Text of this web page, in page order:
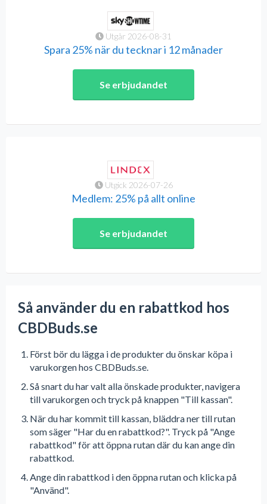
Utgår 2026-08-31
Spara 25% när du tecknar i 12 månader
Se erbjudandet
Utgick 2026-07-26
Medlem: 25% på allt online
Se erbjudandet
Så använder du en rabattkod hos
CBDBuds.se
Först bör du lägga i de produkter du önskar köpa i
varukorgen hos CBDBuds.se.
Så snart du har valt alla önskade produkter, navigera
till varukorgen och tryck på knappen "Till kassan".
När du har kommit till kassan, bläddra ner till rutan
som säger "Har du en rabattkod?". Tryck på "Ange
rabattkod" för att öppna rutan där du kan ange din
rabattkod.
Ange din rabattkod i den öppna rutan och klicka på
"Använd".